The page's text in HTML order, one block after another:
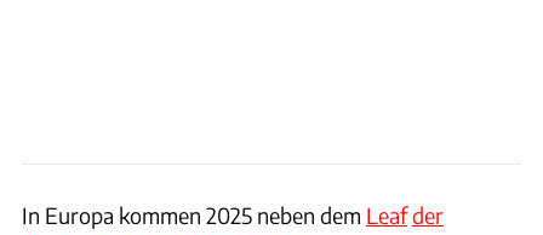
In Europa kommen 2025 neben dem Leafder